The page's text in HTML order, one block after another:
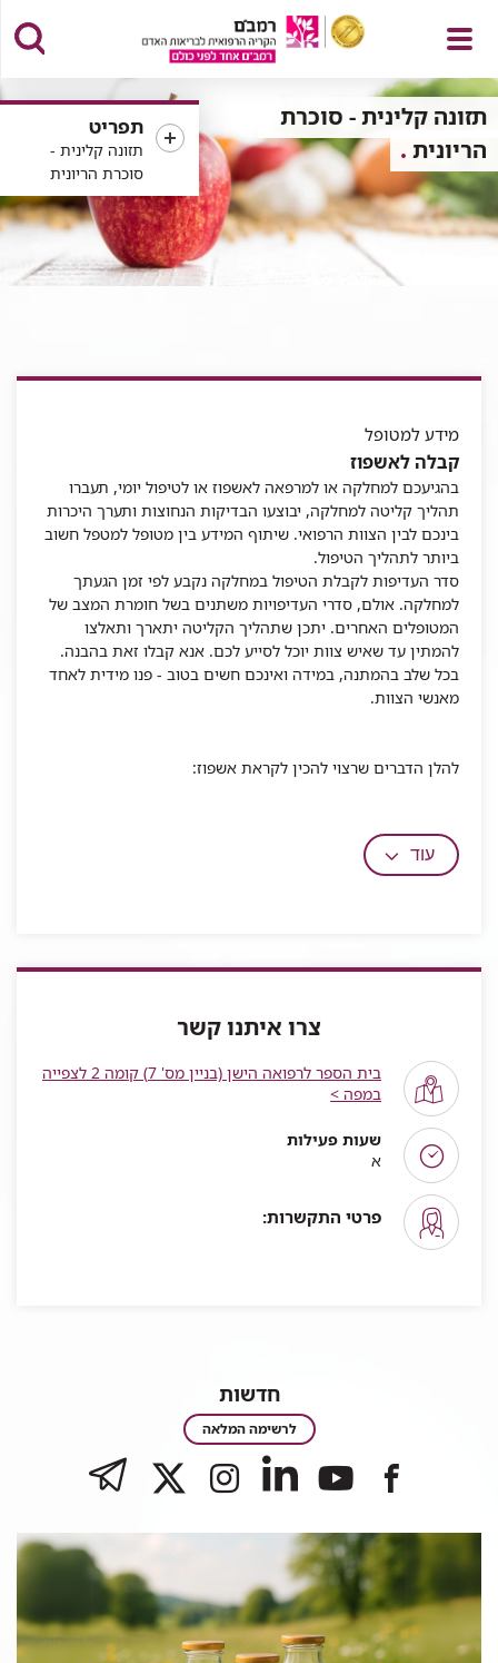
פתח
תפריט
תפריט
תזונה קלינית -
סוכרת הריונית
תזונה קלינית - סוכרת
הריונית
מידע למטופל
קבלה לאשפוז
בהגיעכם למחלקה או למרפאה לאשפוז או לטיפול יומי, תעברו
תהליך קליטה למחלקה, יבוצעו הבדיקות הנחוצות ותערך היכרות
בינכם לבין הצוות הרפואי. שיתוף המידע בין מטופל למטפל חשוב
ביותר לתהליך הטיפול.
סדר העדיפות לקבלת הטיפול במחלקה נקבע לפי זמן הגעתך
למחלקה. אולם, סדרי העדיפויות משתנים בשל חומרת המצב של
המטופלים האחרים. יתכן שתהליך הקליטה יתארך ותאלצו
להמתין עד שאיש צוות יוכל לסייע לכם. אנא קבלו זאת בהבנה.
בכל שלב בהמתנה, במידה ואינכם חשים בטוב - פנו מידית לאחד
מאנשי הצוות.
להלן הדברים שרצוי להכין לקראת אשפוז:
עוד
מידע
צרו איתנו קשר
בית הספר לרפואה הישן (בניין מס' 7) קומה 2 לצפייה
במפה >
שעות פעילות
א
פרטי התקשרות:
חדשות
חדשות
לרשימה המלאה
לעמוד
|
הקריה
הרפואית
לבריאות
האדם
בפייסבוק
לעמוד
של
|
הקריה
הרפואית
לבריאות
האדם
ביוטוב
לעמוד
של
הקריה
הרפואית
לבריאות
האדם
בלינקדאין
לעמוד
של
|
לבריאות
האדם
באינסטגרם
לעמוד
של
|
הרפואית
לבריאות
האדם
בטוויטר
TELEGRAM